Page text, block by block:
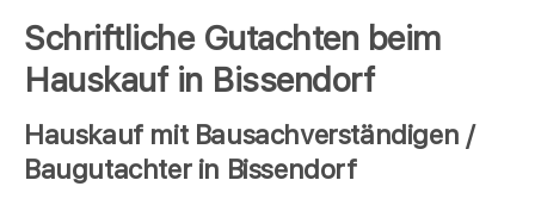
Schriftliche Gutachten beim
Hauskauf in Bissendorf
Hauskauf mit Bausachverständigen /
Baugutachter in Bissendorf